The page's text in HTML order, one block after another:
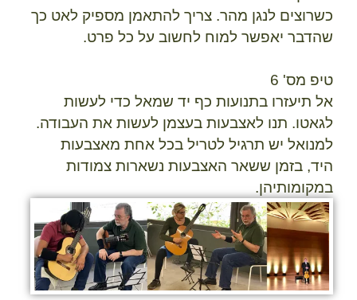
כשרוצים לנגן מהר. צריך להתאמן מספיק לאט כך
שהדבר יאפשר למוח לחשוב על כל פרט.
טיפ מס' 6
אל תיעזרו בתנועות כף יד שמאל כדי לעשות
לגאטו. תנו לאצבעות בעצמן לעשות את העבודה.
למנואל יש תרגיל לטריל בכל אחת מאצבעות
היד, בזמן ששאר האצבעות נשארות צמודות
במקומותיהן.